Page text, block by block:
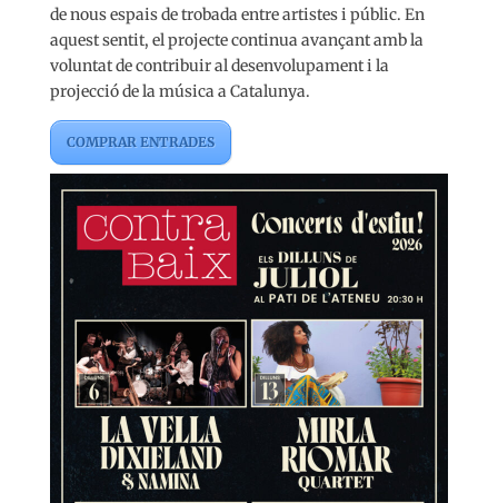
de nous espais de trobada entre artistes i públic. En
aquest sentit, el projecte continua avançant amb la
voluntat de contribuir al desenvolupament i la
projecció de la música a Catalunya.
COMPRAR ENTRADES